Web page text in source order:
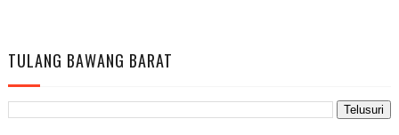
TULANG BAWANG BARAT